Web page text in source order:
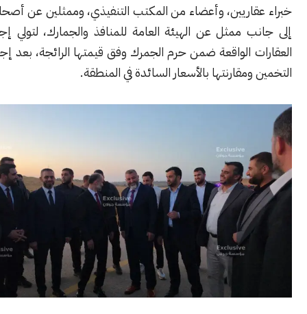
وأعضاء من المكتب التنفيذي، وممثلين عن أصحاب الأراضي،
ممثل عن الهيئة العامة للمنافذ والجمارك، لتولي إجراءات شراء
الواقعة ضمن حرم الجمرك وفق قيمتها الرائجة، بعد إجراء عمليات
بالأسعار السائدة في المنطقة.